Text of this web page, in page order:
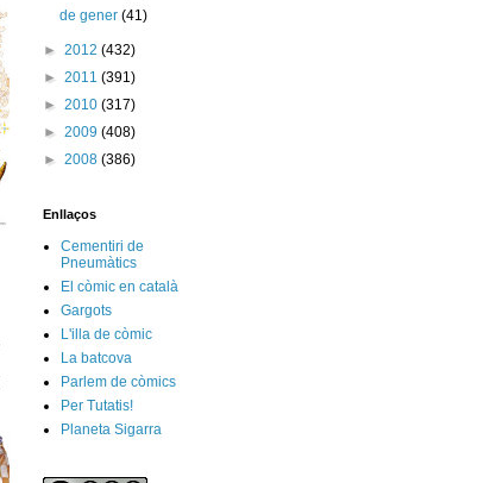
de gener(41)
► 2012 (432)
► 2011 (391)
► 2010 (317)
► 2009 (408)
► 2008 (386)
Enllaços
Cementiri de
Pneumàtics
El còmic en català
Gargots
L'illa de còmic
La batcova
Parlem de còmics
Per Tutatis!
Planeta Sigarra